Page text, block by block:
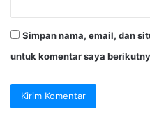
Simpan nama, email, dan
untuk komentar saya